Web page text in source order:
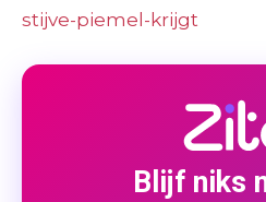
stijve-piemel-krijgt
Blijf niks